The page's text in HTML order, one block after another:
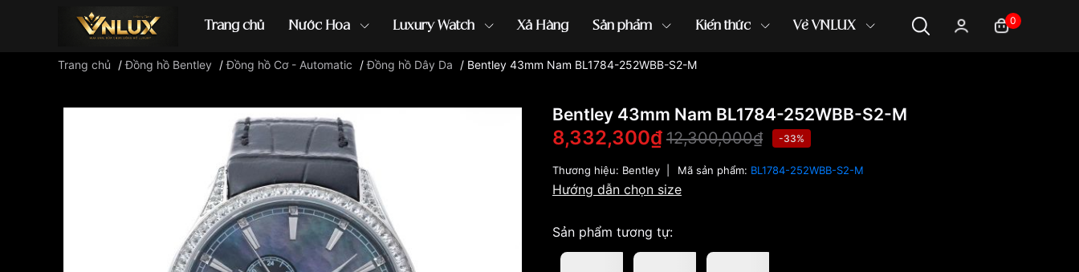
Trang chủ Nước Hoa Luxury Watch Xả Hàng Sản phẩm Kiến thức Về VNLUX 0
Đồng hồ casio đồng hồ G-Shock đồng hồ Orient ...
Trang chủ /Đồng hồ Bentley /Đồng hồ Cơ - Automatic /Đồng hồ Dây Da / Bentley 43mm Nam BL1784-252WBB-S2-M
Bentley 43mm Nam BL1784-252WBB-S2-M
8,332,300₫ 12,300,000₫ -33%
Thương hiệu: Bentley Mã sản phẩm: BL1784-252WBB-S2-M
Hướng dẫn chọn size
Sản phẩm tương tự: